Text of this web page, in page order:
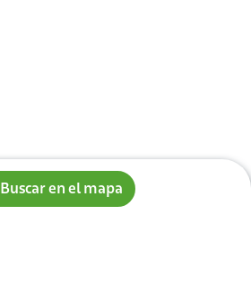
Buscar en el mapa